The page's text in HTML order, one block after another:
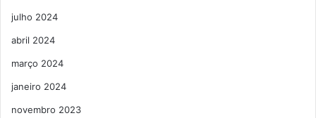
julho 2024
abril 2024
março 2024
janeiro 2024
novembro 2023